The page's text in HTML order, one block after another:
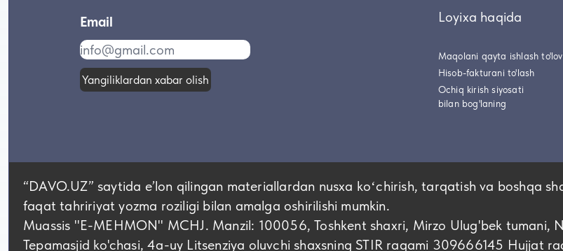
Email
Yangiliklardan xabar olish
Loyixa haqida
Maqolani qayta ishlash
Hisob-fakturani to'lash
Ochiq kirish siyosati
bilan bog'laning
“DAVO.UZ” saytida eʼlon qilingan materiallardan nusxa koʻchirish, tarqatish va boshqa
faqat tahririyat yozma roziligi bilan amalga oshirilishi mumkin.
Muassis "E-MEHMON" MCHJ. Manzil: 100056, Toshkent shaxri, Mirzo Ulug'bek tumani,
Tepamasjid ko'chasi, 4а-uy Litsenziya oluvchi shaxsning STIR raqami 309666145 Hujjat